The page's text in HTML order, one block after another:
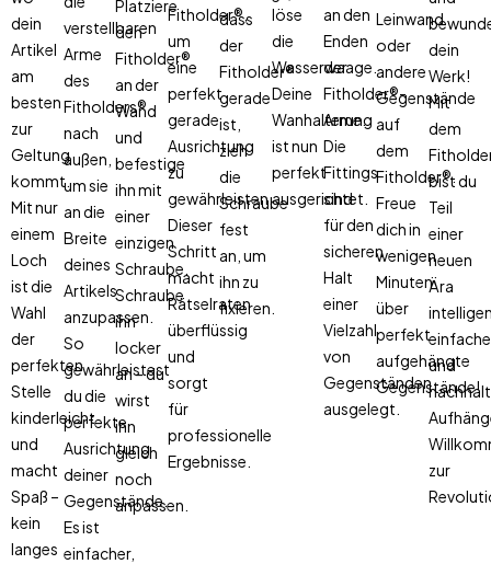
dein
Artikel
am
besten
zur
Geltung
kommt.
Mit nur
einem
Loch
ist die
Wahl
der
perfekten
Stelle
kinderleicht
und
macht
Spaß –
kein
langes
verstellbaren
Arme
des
Fitholders®
nach
außen,
um sie
an die
Breite
deines
Artikels
anzupassen.
So
gewährleistest
du die
perfekte
Ausrichtung
deiner
Gegenstände.
Es ist
einfacher,
Platziere
den
Fitholder®
an der
Wand
und
befestige
ihn mit
einer
einzigen
Schraube.
Schraube
ihn
locker
an – du
wirst
ihn
gleich
noch
anpassen.
Fitholder®,
um
eine
perfekt
gerade
Ausrichtung
zu
gewährleisten.
Dieser
Schritt
macht
Rätselraten
überflüssig
und
sorgt
für
professionelle
Ergebnisse.
dass
der
Fitholder®
gerade
ist,
zieh
die
Schraube
fest
an, um
ihn zu
fixieren.
löse
die
Wasserwaage.
Deine
Wanhalterung
ist nun
perfekt
ausgerichtet.
an den
Enden
der
Fitholder®-
Arme.
Die
Fittings
sind
für den
sicheren
Halt
einer
Vielzahl
von
Gegenständen
ausgelegt.
Leinwand
oder
andere
Gegenstände
auf
dem
Fitholder®.
Freue
dich in
wenigen
Minuten
über
perfekt
aufgehängte
Gegenstände!
dein
Werk!
Mit
dem
bist du
Teil
einer
neuen
Ära
und
zur